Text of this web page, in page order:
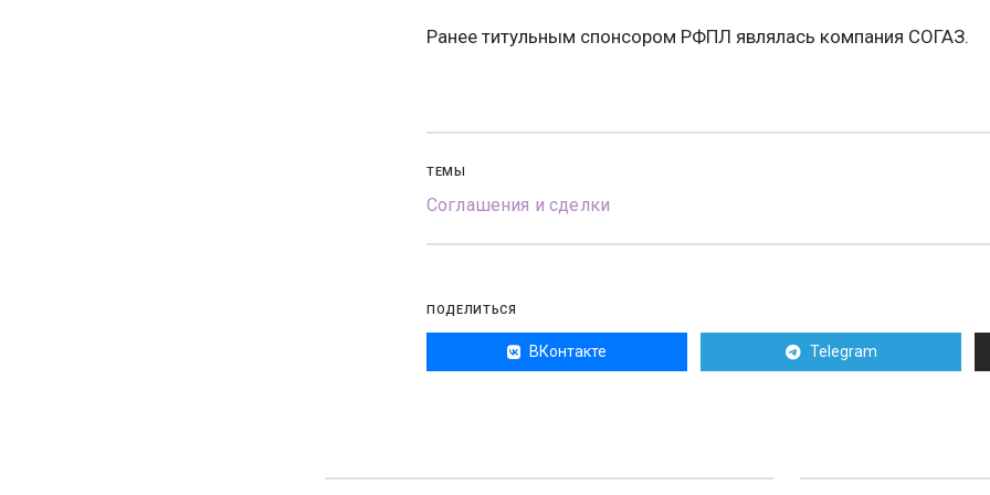
Ранее титульным спонсором РФПЛ являлась компания СОГАЗ.
ТЕМЫ
Соглашения и сделки
ПОДЕЛИТЬСЯ
ВКонтакте Telegram